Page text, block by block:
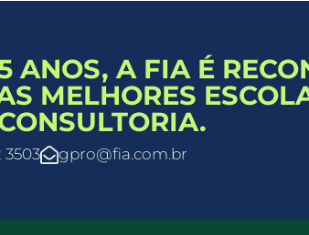
ANOS, A FIA É
MELHORES
3503
gpro@fia.com.br